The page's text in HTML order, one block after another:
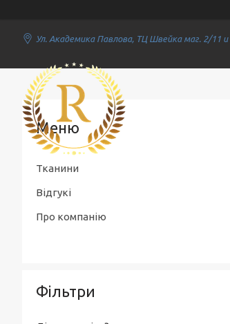
Ул. Академика Павлова, ТЦ Швейка маг. 2/11 и
Тканини
Відгукі
Про компанію
Фільтри